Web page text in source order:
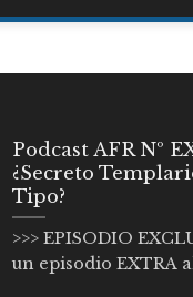
Podcast AFR Nº
¿Secreto
Tipo?
>>> EPISODIO
un episodio EXTRA